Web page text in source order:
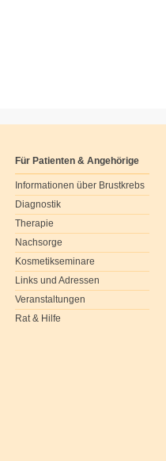
Für Patienten & Angehörige
Informationen über Brustkrebs
Diagnostik
Therapie
Nachsorge
Kosmetikseminare
Links und Adressen
Veranstaltungen
Rat & Hilfe